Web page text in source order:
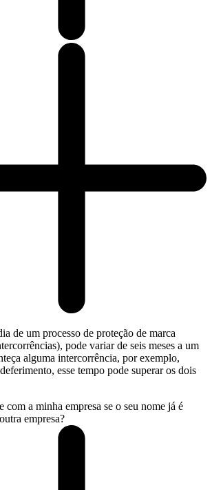
de um processo de proteção de marca
pode variar de seis meses a um
alguma intercorrência, por exemplo,
esse tempo pode superar os dois
com a minha empresa se o seu nome já é
empresa?